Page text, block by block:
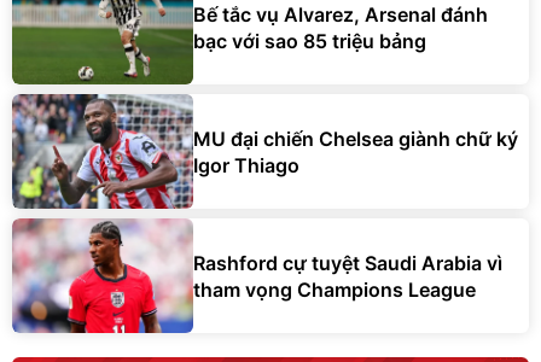
Bế tắc vụ Alvarez, Arsenal đánh
bạc với sao 85 triệu bảng
MU đại chiến Chelsea giành chữ ký
Igor Thiago
Rashford cự tuyệt Saudi Arabia vì
tham vọng Champions League